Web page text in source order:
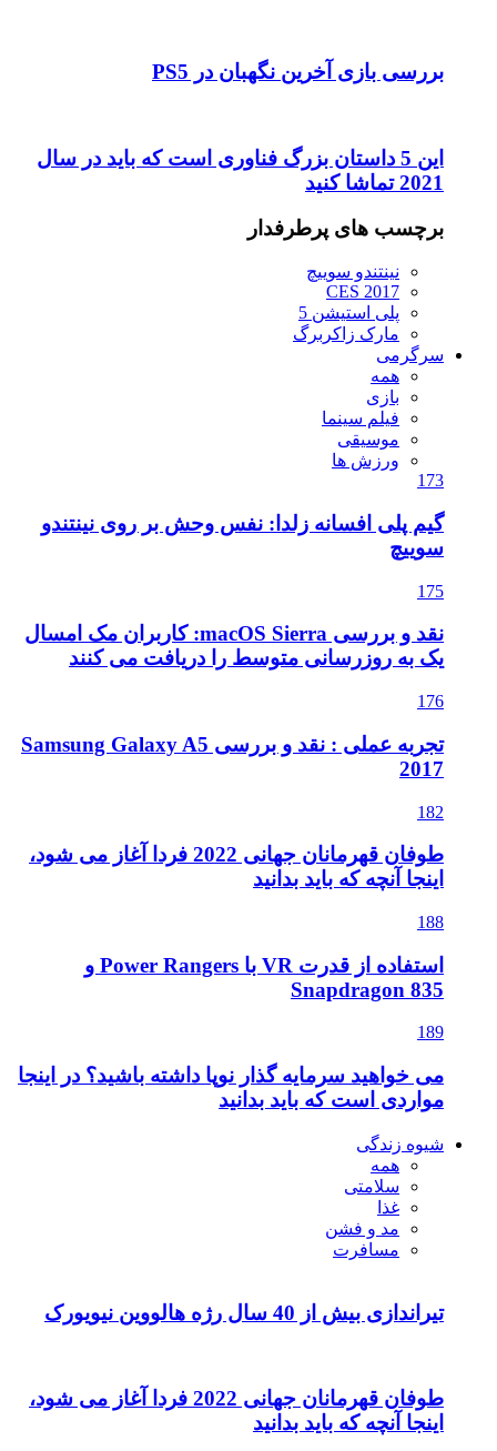
بررسی بازی آخرین نگهبان در PS5
این 5 داستان بزرگ فناوری است که باید در سال
2021 تماشا کنید
برچسب های پرطرفدار
نینتندو سوییچ
CES 2017
پلی استیشن 5
مارک زاکربرگ
سرگرمی
همه
بازی
فیلم سینما
موسیقی
ورزش ها
173
گیم پلی افسانه زلدا: نفس وحش بر روی نینتندو
سوییچ
175
نقد و بررسی macOS Sierra: کاربران مک امسال
یک به روزرسانی متوسط را دریافت می کنند
176
تجربه عملی : نقد و بررسی Samsung Galaxy A5
2017
182
طوفان قهرمانان جهانی 2022 فردا آغاز می شود،
اینجا آنچه که باید بدانید
188
استفاده از قدرت VR با Power Rangers و
Snapdragon 835
189
می خواهید سرمایه گذار نوپا داشته باشید؟ در اینجا
مواردی است که باید بدانید
شیوه زندگی
همه
سلامتی
غذا
مد و فشن
مسافرت
تیراندازی بیش از 40 سال رژه هالووین نیویورک
طوفان قهرمانان جهانی 2022 فردا آغاز می شود،
اینجا آنچه که باید بدانید